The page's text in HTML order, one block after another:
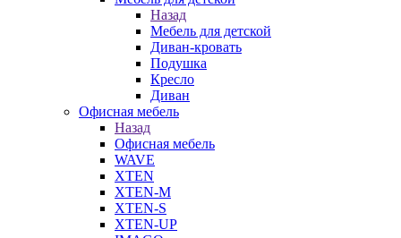
Назад
Мебель для детской
Диван-кровать
Подушка
Кресло
Диван
Офисная мебель
Назад
Офисная мебель
WAVE
XTEN
XTEN-M
XTEN-S
XTEN-UP